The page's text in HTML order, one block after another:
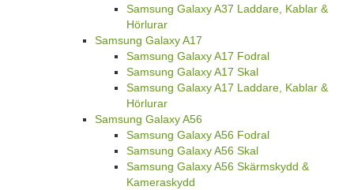
Samsung Galaxy A37 Laddare, Kablar &
Hörlurar
Samsung Galaxy A17
Samsung Galaxy A17 Fodral
Samsung Galaxy A17 Skal
Samsung Galaxy A17 Laddare, Kablar &
Hörlurar
Samsung Galaxy A56
Samsung Galaxy A56 Fodral
Samsung Galaxy A56 Skal
Samsung Galaxy A56 Skärmskydd &
Kameraskydd